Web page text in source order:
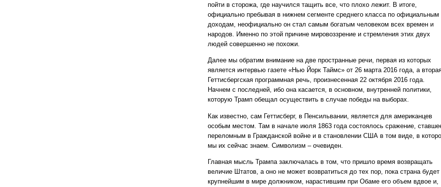
пойти в сторожа, где научился тащить все, что плохо лежит. В итоге,
официально пребывая в нижнем сегменте среднего класса по официальным
доходам, неофициально он стал самым богатым человеком всех времен и
народов. Именно по этой причине мировоззрение и стремления этих двух
людей совершенно не похожи.
Далее мы обратим внимание на две пространные речи, первая из которых
является интервью газете «Нью Йорк Таймс» от 26 марта 2016 года, а
Геттисбергская программная речь, произнесенная 22 октября 2016 года.
Начнем с последней, ибо она касается, в основном, внутренней политики,
которую Трамп обещал осуществить в случае победы на выборах.
Как известно, сам Геттисберг, в Пенсильвании, является для американцев
особым местом. Там в начале июля 1863 года состоялось сражение,
переломным в Гражданской войне и в становлении США в том виде, в
мы их сейчас знаем. Символизм – очевиден.
Главная мысль Трампа заключалась в том, что пришло время возвращать
величие Штатов, а оно не может возвратиться до тех пор, пока страна будет
крупнейшим в мире должником, нарастившим при Обаме его объем вдвое и,